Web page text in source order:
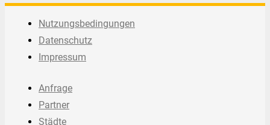
Nutzungsbedingungen
Datenschutz
Impressum
Anfrage
Partner
Städte